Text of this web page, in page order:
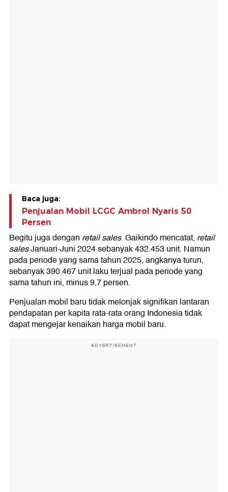
Baca juga:
Penjualan Mobil LCGC Ambrol Nyaris 50
Persen
Begitu juga dengan retail sales. Gaikindo mencatat, retail
salesJanuari-Juni 2024 sebanyak 432.453 unit. Namun
pada periode yang sama tahun 2025, angkanya turun,
sebanyak 390.467 unit laku terjual pada periode yang
sama tahun ini, minus 9,7 persen.
Penjualan mobil baru tidak melonjak signifikan lantaran
pendapatan per kapita rata-rata orang Indonesia tidak
dapat mengejar kenaikan harga mobil baru.
ADVERTISEMENT